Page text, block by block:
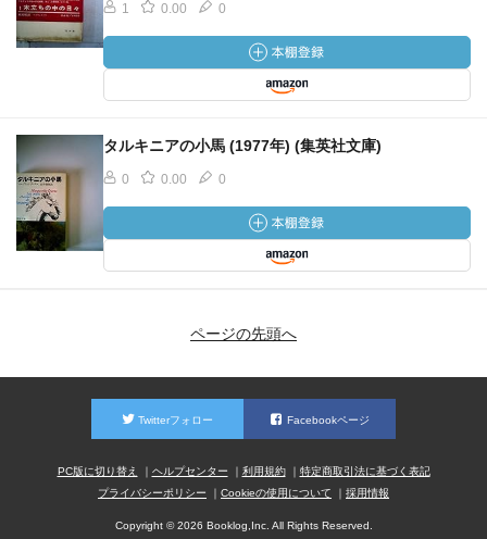
1 0.00 0
タルキニアの小馬 (1977年) (集英社文庫)
0 0.00 0
ページの先頭へ
Twitterフォロー Facebookページ
PC版に切り替え ヘルプセンター 利用規約
特定商取引法に基づく表記
プライバシーポリシー
Cookieの使用について 採用情報
Copyright © 2026 Booklog,Inc. All Rights Reserved.